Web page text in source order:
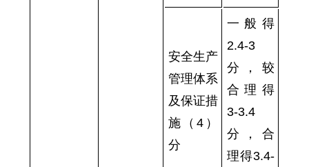
安全生产
管理体系
及保证措
施（4）
分
一般得
2.4-3
分，较
合理得
3-3.4
分，合
理得3.4-